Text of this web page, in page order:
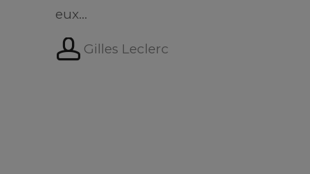
eux…
Gilles Leclerc